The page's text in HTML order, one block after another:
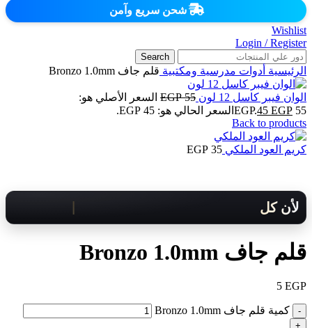
شحن سريع وآمن
Wishlist
Login / Register
Search
الرئيسية أدوات مدرسية ومكتبية قلم جاف Bronzo 1.0mm
الوان فيبر كاسل 12 لون 55
EGP السعر الأصلي هو:
55 EGP.
45 EGP
السعر الحالي هو: 45 EGP.
Back to products
كريم العود الملكي 35
EGP
لأن كل لحظة مهمة .. هنوصلك بسرعة!
قلم جاف Bronzo 1.0mm
5 EGP
كمية قلم جاف Bronzo 1.0mm